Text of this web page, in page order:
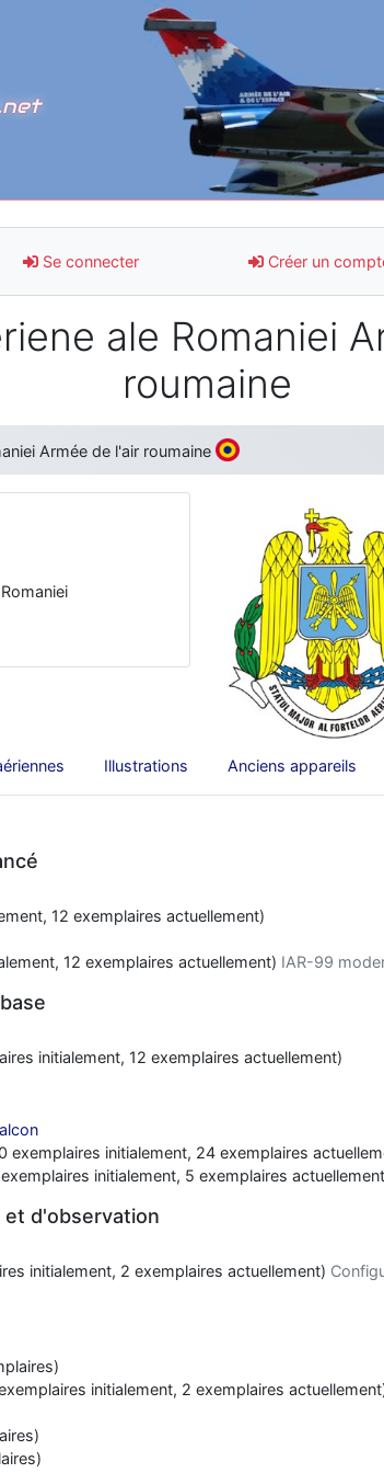
.net
Se connecter Créer un
ale Romaniei
roumaine
Armée de l'air roumaine
Illustrations Anciens appareils
12 exemplaires actuellement)
12 exemplaires actuellement) IAR-99
initialement, 12 exemplaires actuellement)
exemplaires initialement, 24 exemplaires
initialement, 5 exemplaires
et d'observation
initialement, 2 exemplaires actuellement)
initialement, 2 exemplaires